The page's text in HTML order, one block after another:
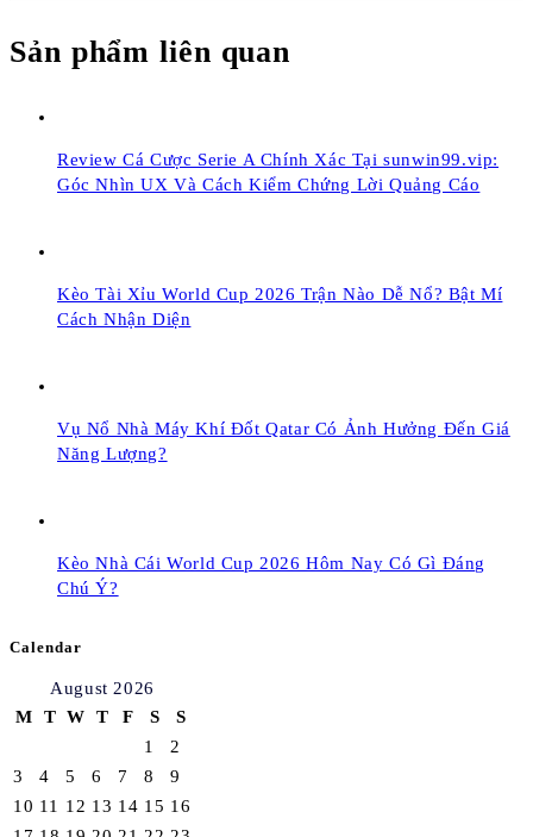
Sản phẩm liên quan
Review Cá Cược Serie A Chính Xác Tại sunwin99.vip:
Góc Nhìn UX Và Cách Kiểm Chứng Lời Quảng Cáo
Kèo Tài Xỉu World Cup 2026 Trận Nào Dễ Nổ? Bật Mí
Cách Nhận Diện
Vụ Nổ Nhà Máy Khí Đốt Qatar Có Ảnh Hưởng Đến Giá
Năng Lượng?
Kèo Nhà Cái World Cup 2026 Hôm Nay Có Gì Đáng
Chú Ý?
Calendar
August 2026
M
T W T F S
S
1
2
3
4 5 6 7 8
9
10 11 12 13 14 15 16